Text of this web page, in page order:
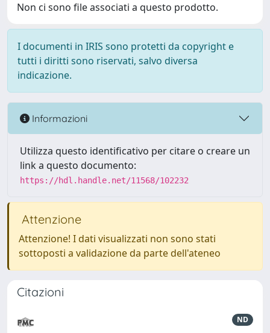
Non ci sono file associati a questo prodotto.
I documenti in IRIS sono protetti da copyright e
tutti i diritti sono riservati, salvo diversa
indicazione.
Informazioni
Utilizza questo identificativo per citare o creare un
link a questo documento:
https://hdl.handle.net/11568/102232
Attenzione
Attenzione! I dati visualizzati non sono stati
sottoposti a validazione da parte dell'ateneo
Citazioni
ND